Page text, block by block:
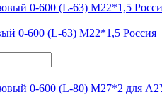
0-600 (L-63) М22*1,5 Россия